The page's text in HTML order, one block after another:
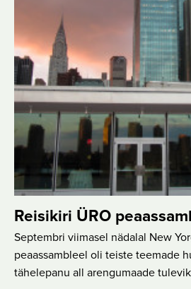
Reisikiri ÜRO
Septembri viimasel nädalal New
peaassambleel oli teiste teemade
tähelepanu all arengumaade